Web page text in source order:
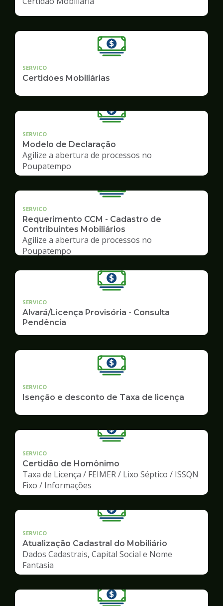
SERVICO
Certidões Mobiliárias
SERVICO
Modelo de Declaração
Agilize a abertura de processos no
Poupatempo
SERVICO
Requerimento CCM - Cadastro de
Contribuintes Mobiliários
Agilize a abertura de processos no
Poupatempo
SERVICO
Alvará/Licença Provisória - Consulta
Pendência
SERVICO
Isenção e desconto de Taxa de licença
SERVICO
Certidão de Homônimo
Taxa de Licença / FEIMER / Lixo Séptico / ISSQN
Fixo / Informações
SERVICO
Atualização Cadastral do Mobiliário
Dados Cadastrais, Capital Social e Nome
Fantasia